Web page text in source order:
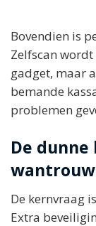
Bovendien is
Zelfscan
gadget, maar
bemande
problemen
De
De kernvraag
Extra